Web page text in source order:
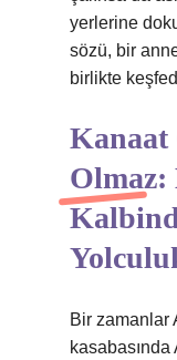
yerlerine
sözü, bir
birlikte
Kanaat
Bir zamanlar